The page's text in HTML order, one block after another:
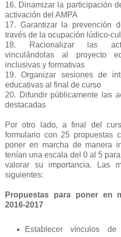
16. Dinamizar la participación
activación del AMPA
17. Garantizar la prevención
través de la ocupación lúdico-
18. Racionalizar las
vinculándolas al proyecto
inclusivas y formativas
19. Organizar sesiones de
educativas al final de curso
20. Difundir públicamente las
destacadas
Por otro lado, a final del
formulario con 25 propuestas
poner en marcha de manera
tenían una escala del 0 al 5
valorar su importancia. Las
siguientes:
Propuestas para poner en
2016-2017
Establecer vínculos